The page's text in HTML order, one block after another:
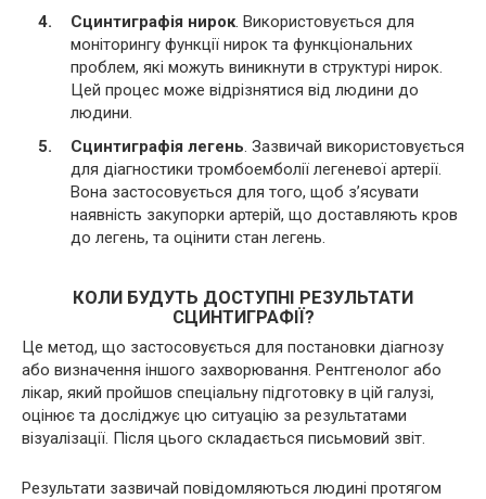
Сцинтиграфія нирок. Використовується для
моніторингу функції нирок та функціональних
проблем, які можуть виникнути в структурі нирок.
Цей процес може відрізнятися від людини до
людини.
Сцинтиграфія легень. Зазвичай використовується
для діагностики тромбоемболії легеневої артерії.
Вона застосовується для того, щоб з’ясувати
наявність закупорки артерій, що доставляють кров
до легень, та оцінити стан легень.
КОЛИ БУДУТЬ ДОСТУПНІ РЕЗУЛЬТАТИ
СЦИНТИГРАФІЇ?
Це метод, що застосовується для постановки діагнозу
або визначення іншого захворювання. Рентгенолог або
лікар, який пройшов спеціальну підготовку в цій галузі,
оцінює та досліджує цю ситуацію за результатами
візуалізації. Після цього складається письмовий звіт.
Результати зазвичай повідомляються людині протягом